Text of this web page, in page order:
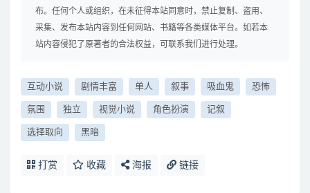
布。任何个人或组织，在未征得本站同意时，禁止复制、盗用、
采集、发布本站内容到任何网站、书籍等各类媒体平台。如若本
站内容侵犯了原著者的合法权益，可联系我们进行处理。
互动小说 剧情丰富 单人 叙事 吸血鬼 恐怖
氛围 独立 视觉小说 角色扮演 记叙
选择取向 黑暗
打赏 收藏 海报 链接